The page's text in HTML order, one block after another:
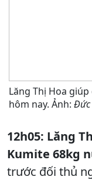
Lăng Thị Hoa
hôm nay. Ảnh: Đức
12h05: Lăng
Kumite 68kg
trước đối thủ